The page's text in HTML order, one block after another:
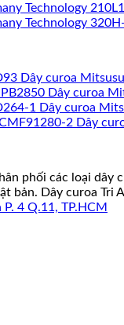
Dây curoa
Dây curoa
Dây curoa
Dây
phối các loại dây
bản. Dây curoa Tri
4 Q.11, TP.HCM